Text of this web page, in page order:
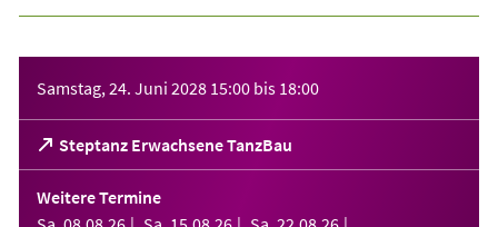
Samstag, 24. Juni 2028 15:00 bis 18:00
Steptanz Erwachsene TanzBau
(Öffnet
in
einem
neuen
Weitere Termine